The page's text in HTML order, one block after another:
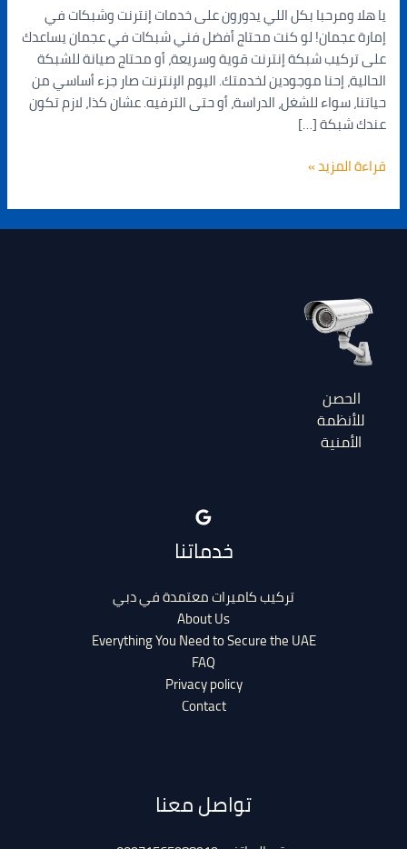
يا هلا ومرحبا بكل اللي يدورون على خدمات إنترنت وشبكات في
إمارة عجمان! لو كنت محتاج أفضل فني شبكات في عجمان يساعدك
على تركيب شبكة إنترنت قوية وسريعة، أو محتاج صيانة للشبكة
الحالية، إحنا موجودين لخدمتك. اليوم الإنترنت صار جزء أساسي من
حياتنا، سواء للشغل، الدراسة، أو حتى الترفيه. عشان كذا، لازم تكون
عندك شبكة […]
قراءة المزيد »
الحصن
للأنظمة
الأمنية
خدماتنا
تركيب كاميرات معتمدة في دبي
About Us
Everything You Need to Secure the UAE
FAQ
Privacy policy
Contact
تواصل معنا